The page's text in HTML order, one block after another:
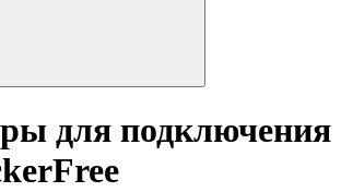
для подключения